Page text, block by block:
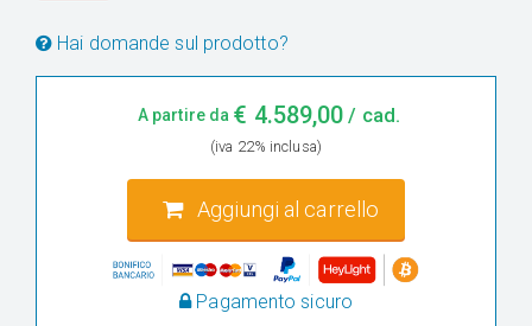
Hai domande sul prodotto?
A partire da € 4.589,00 / cad.
(iva 22% inclusa)
Aggiungi al carrello
Pagamento sicuro